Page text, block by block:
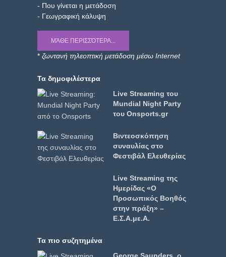
- Που γίνεται η μετάδοση
- Γεωγραφική κάλυψη
ΜΆΘΕ ΠΕΡΙΣΣΌΤΕΡΑ...
* ζωντανή τηλεοπτική μετάδοση μέσω Internet
Τα δημοφιλέστερα
Live Streaming του
Mundial Night Party
του Onsports.gr
Βιντεοσκόπηση
συναυλίας στο
Φεστιβάλ Ελευθερίας
Live Streaming της
Ημερίδας «Ο
Προσωπικός Βοηθός
στην πράξη» –
Ε.Σ.Α.με.Α.
Τα πιο συζητημένα